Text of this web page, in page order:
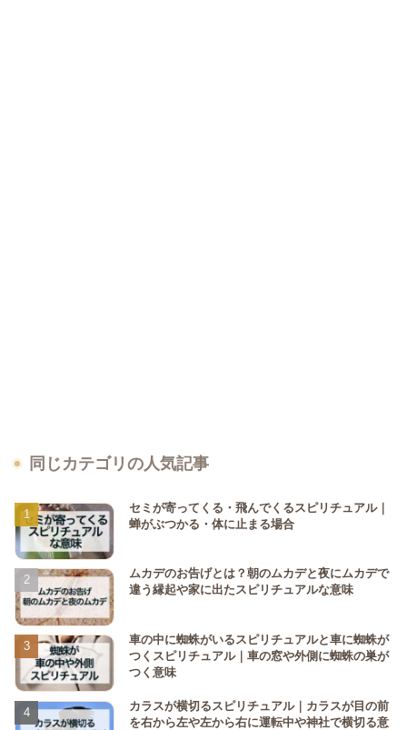
同じカテゴリの人気記事
セミが寄ってくる・飛んでくるスピリチュアル｜
蝉がぶつかる・体に止まる場合
ムカデのお告げとは？朝のムカデと夜にムカデで
違う縁起や家に出たスピリチュアルな意味
車の中に蜘蛛がいるスピリチュアルと車に蜘蛛が
つくスピリチュアル｜車の窓や外側に蜘蛛の巣が
つく意味
カラスが横切るスピリチュアル｜カラスが目の前
を右から左や左から右に運転中や神社で横切る意